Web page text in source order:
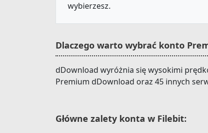
wybierzesz.
Dlaczego warto wybrać konto
dDownload wyróżnia się wysokimi
Premium dDownload oraz 45 innych
Główne zalety konta w Filebit: